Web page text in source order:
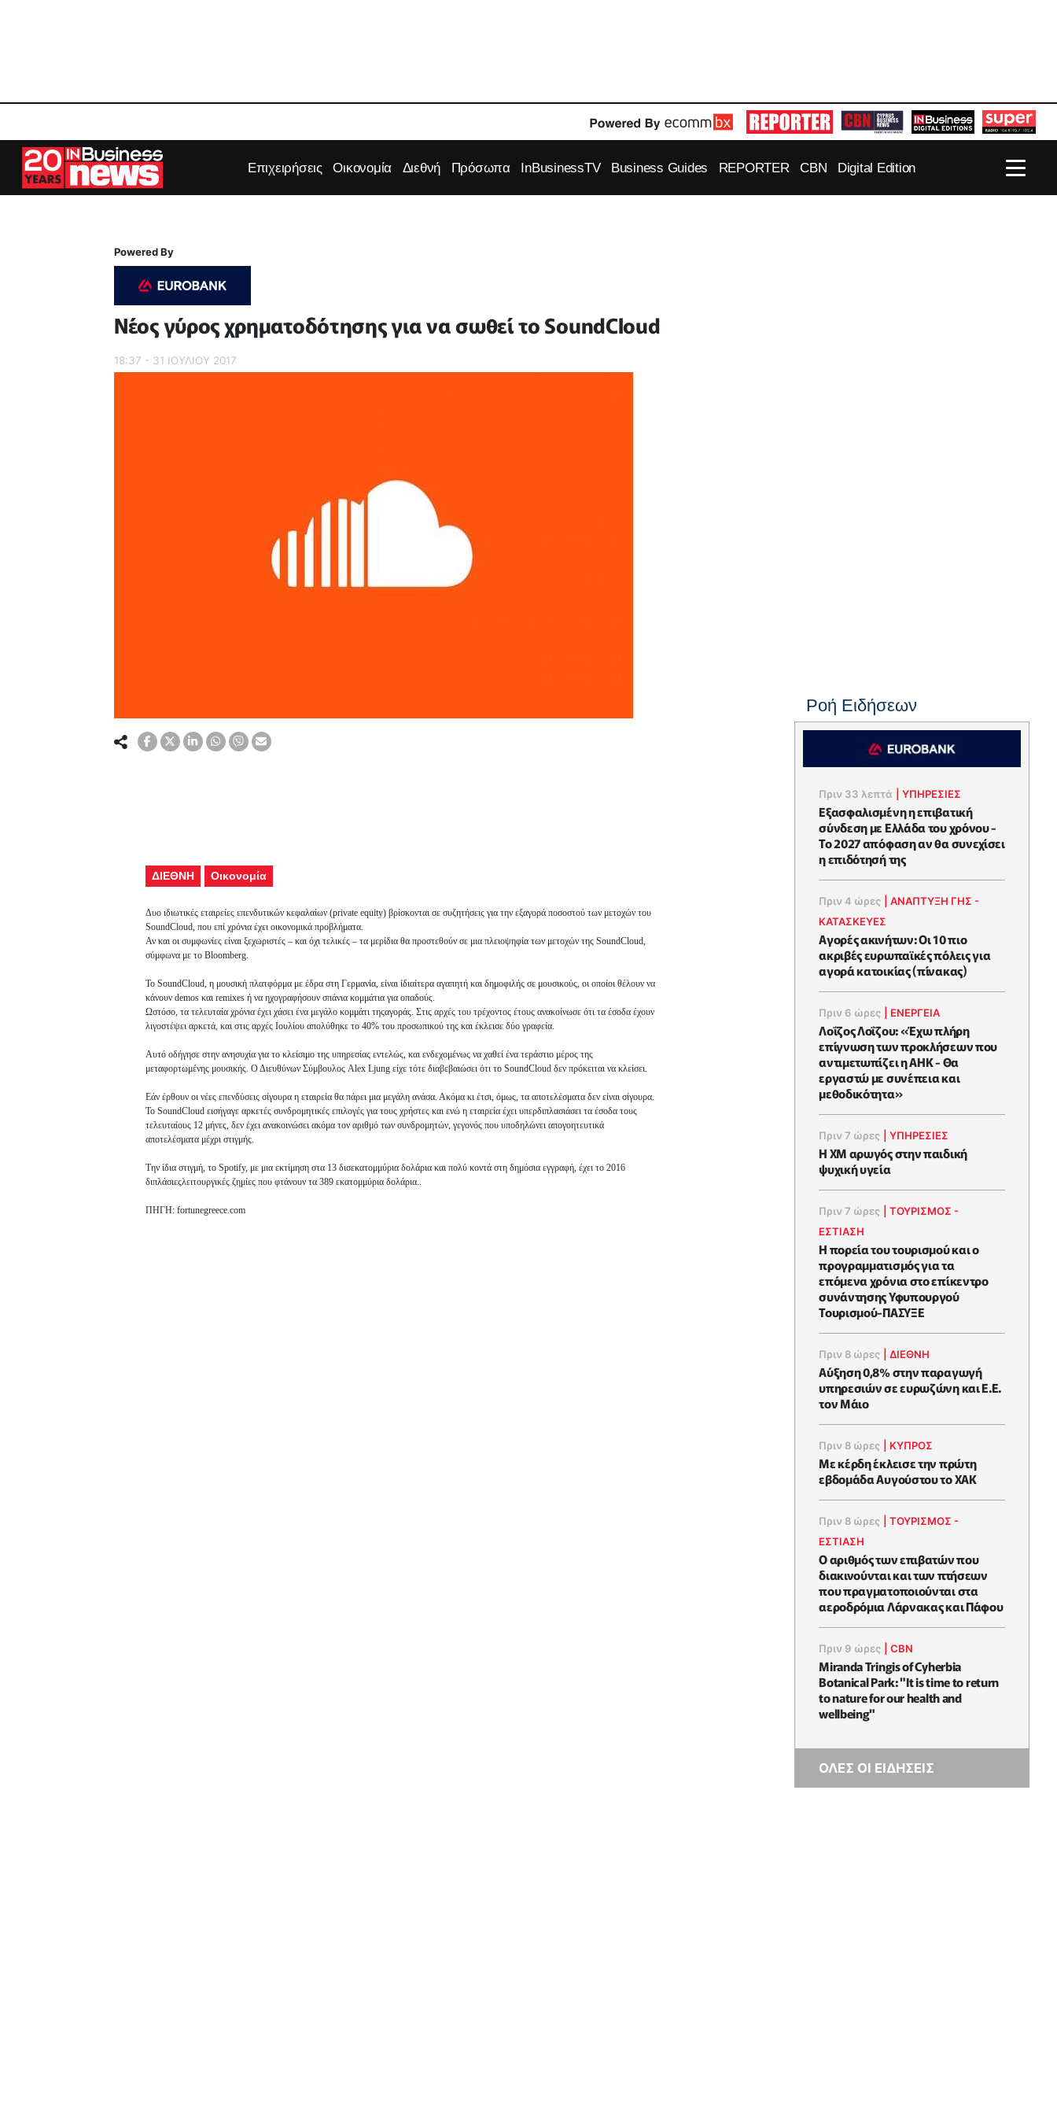
Επιχειρήσεις Οικονομία Διεθνή Πρόσωπα InBusinessTV Business Guides REPORTER CBN Digital Edition
Powered By
Νέος γύρος χρηματοδότησης για να σωθεί το SoundCloud
18:37 - 31 ΙΟΥΛΙΟΥ 2017
ΔΙΕΘΝΗ Οικονομία
Δυο ιδιωτικές εταιρείες επενδυτικών κεφαλαίων (private equity) βρίσκονται σε συζητήσεις για την εξαγορά ποσοστού των μετοχών του
SoundCloud, που επί χρόνια έχει οικονομικά προβλήματα.
Αν και οι συμφωνίες είναι ξεχωριστές – και όχι τελικές – τα μερίδια θα προστεθούν σε μια πλειοψηφία των μετοχών της SoundCloud,
σύμφωνα με το Bloomberg.
Το SoundCloud, η μουσική πλατφόρμα με έδρα στη Γερμανία, είναι ίδιαίτερα αγαπητή και δημοφιλής σε μουσικούς, οι οποίοι θέλουν να
κάνουν demos και remixes ή να ηχογραφήσουν σπάνια κομμάτια για οπαδούς.
Ωστόσο, τα τελευταία χρόνια έχει χάσει ένα μεγάλο κομμάτι τηςαγοράς. Στις αρχές του τρέχοντος έτους ανακοίνωσε ότι τα έσοδα έχουν
λιγοστέψει αρκετά, και στις αρχές Ιουλίου απολύθηκε το 40% του προσωπικού της και έκλεισε δύο γραφεία.
Αυτό οδήγησε στην ανησυχία για το κλείσιμο της υπηρεσίας εντελώς, και ενδεχομένως να χαθεί ένα τεράστιο μέρος της
μεταφορτωμένης μουσικής. Ο Διευθύνων Σύμβουλος Alex Ljung είχε τότε διαβεβαιώσει ότι το SoundCloud δεν πρόκειται να κλείσει.
Εάν έρθουν οι νέες επενδύσεις σίγουρα η εταιρεία θα πάρει μια μεγάλη ανάσα. Ακόμα κι έτσι, όμως, τα αποτελέσματα δεν είναι σίγουρα.
Το SoundCloud εισήγαγε αρκετές συνδρομητικές επιλογές για τους χρήστες και ενώ η εταιρεία έχει υπερδιπλασιάσει τα έσοδα τους
τελευταίους 12 μήνες, δεν έχει ανακοινώσει ακόμα τον αριθμό των συνδρομητών, γεγονός που υποδηλώνει απογοητευτικά
αποτελέσματα μέχρι στιγμής.
Την ίδια στιγμή, το Spotify, με μια εκτίμηση στα 13 δισεκατομμύρια δολάρια και πολύ κοντά στη δημόσια εγγραφή, έχει το 2016
διπλάσιεςλειτουργικές ζημίες που φτάνουν τα 389 εκατομμύρια δολάρια..
ΠΗΓΗ: fortunegreece.com
Ροή Ειδήσεων
Πριν 33 λεπτά |ΥΠΗΡΕΣΙΕΣ
Εξασφαλισμένη η επιβατική
σύνδεση με Ελλάδα του χρόνου -
Το 2027 απόφαση αν θα συνεχίσει
η επιδότησή της
Πριν 4 ώρες |ΑΝΑΠΤΥΞΗ ΓΗΣ -
ΚΑΤΑΣΚΕΥΕΣ
Αγορές ακινήτων: Οι 10 πιο
ακριβές ευρωπαϊκές πόλεις για
αγορά κατοικίας (πίνακας)
Πριν 6 ώρες ΕΝΈΡΓΕΙΑ
Λοΐζος Λοΐζου: «Έχω πλήρη
επίγνωση των προκλήσεων που
αντιμετωπίζει η ΑΗΚ - Θα
εργαστώ με συνέπεια και
μεθοδικότητα»
Πριν 7 ώρες |ΥΠΗΡΕΣΙΕΣ
Η XM αρωγός στην παιδική
ψυχική υγεία
Πριν 7 ώρες |ΤΟΥΡΙΣΜΟΣ -
ΕΣΤΙΑΣΗ
Η πορεία του τουρισμού και ο
προγραμματισμός για τα
επόμενα χρόνια στο επίκεντρο
συνάντησης Υφυπουργού
Τουρισμού-ΠΑΣΥΞΕ
Πριν 8 ώρες |ΔΙΕΘΝΗ
Αύξηση 0,8% στην παραγωγή
υπηρεσιών σε ευρωζώνη και Ε.Ε.
τον Μάιο
Πριν 8 ώρες ΚΥΠΡΟΣ
Με κέρδη έκλεισε την πρώτη
εβδομάδα Αυγούστου το ΧΑΚ
Πριν 8 ώρες |ΤΟΥΡΙΣΜΟΣ -
ΕΣΤΙΑΣΗ
Ο αριθμός των επιβατών που
διακινούνται και των πτήσεων
που πραγματοποιούνται στα
αεροδρόμια Λάρνακας και Πάφου
Πριν 9 ώρες |CBN
Miranda Tringis of Cyherbia
Botanical Park: "It is time to return
to nature for our health and
wellbeing"
ΟΛΕΣ ΟΙ ΕΙΔΗΣΕΙΣ